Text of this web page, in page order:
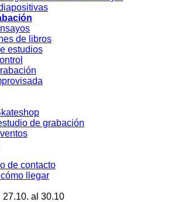
de libros
estudios
de grabación
de contacto
llegar
al 30.10